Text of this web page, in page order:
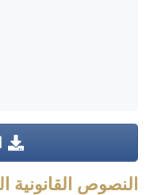
النصوص